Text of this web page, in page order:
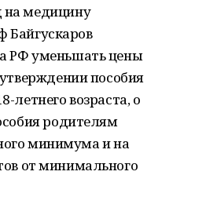
на медицину
Байгускаров
РФ уменьшать цены
пособия
возраста, о
родителям
минимума и на
от минимального